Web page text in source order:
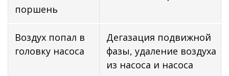
поршень
Воздух попал в
головку насоса
Дегазация подвижной
фазы, удаление воздуха
из насоса и насоса